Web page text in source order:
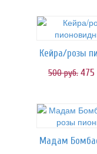
500руб. 475